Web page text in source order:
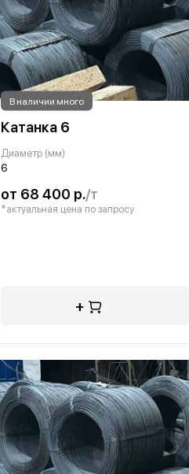
В наличии много
Катанка 6
Диаметр (мм)
6
от 68 400 р./т
*актуальная цена по запросу
+